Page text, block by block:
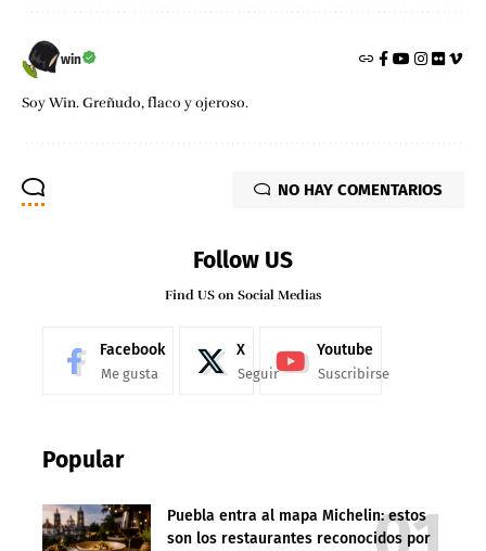
win
Soy Win. Greñudo, flaco y ojeroso.
NO HAY COMENTARIOS
Follow US
Find US on Social Medias
Facebook
Me gusta
X
Seguir
Youtube
Suscribirse
Popular
Puebla entra al mapa Michelin: estos
son los restaurantes reconocidos por